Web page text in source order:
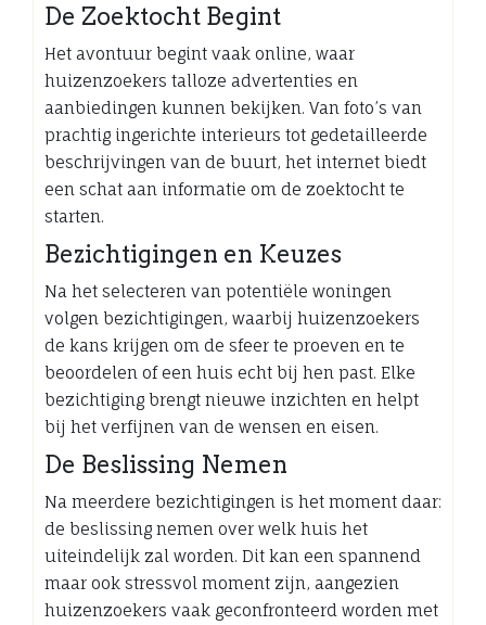
De Zoektocht Begint
Het avontuur begint vaak online, waar
huizenzoekers talloze advertenties en
aanbiedingen kunnen bekijken. Van foto’s van
prachtig ingerichte interieurs tot gedetailleerde
beschrijvingen van de buurt, het internet biedt
een schat aan informatie om de zoektocht te
starten.
Bezichtigingen en Keuzes
Na het selecteren van potentiële woningen
volgen bezichtigingen, waarbij huizenzoekers
de kans krijgen om de sfeer te proeven en te
beoordelen of een huis echt bij hen past. Elke
bezichtiging brengt nieuwe inzichten en helpt
bij het verfijnen van de wensen en eisen.
De Beslissing Nemen
Na meerdere bezichtigingen is het moment daar:
de beslissing nemen over welk huis het
uiteindelijk zal worden. Dit kan een spannend
maar ook stressvol moment zijn, aangezien
huizenzoekers vaak geconfronteerd worden met